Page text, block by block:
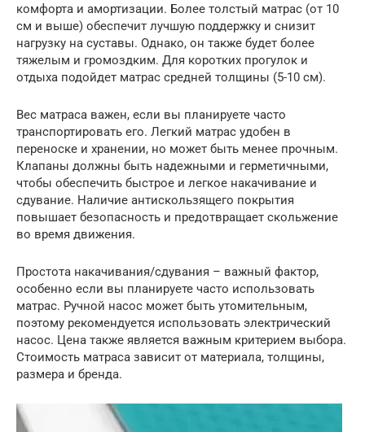
комфорта и амортизации. Более толстый матрас (от 10
см и выше) обеспечит лучшую поддержку и снизит
нагрузку на суставы. Однако, он также будет более
тяжелым и громоздким. Для коротких прогулок и
отдыха подойдет матрас средней толщины (5-10 см).
Вес матраса важен, если вы планируете часто
транспортировать его. Легкий матрас удобен в
переноске и хранении, но может быть менее прочным.
Клапаны должны быть надежными и герметичными,
чтобы обеспечить быстрое и легкое накачивание и
сдувание. Наличие антискользящего покрытия
повышает безопасность и предотвращает скольжение
во время движения.
Простота накачивания/сдувания – важный фактор,
особенно если вы планируете часто использовать
матрас. Ручной насос может быть утомительным,
поэтому рекомендуется использовать электрический
насос. Цена также является важным критерием выбора.
Стоимость матраса зависит от материала, толщины,
размера и бренда.